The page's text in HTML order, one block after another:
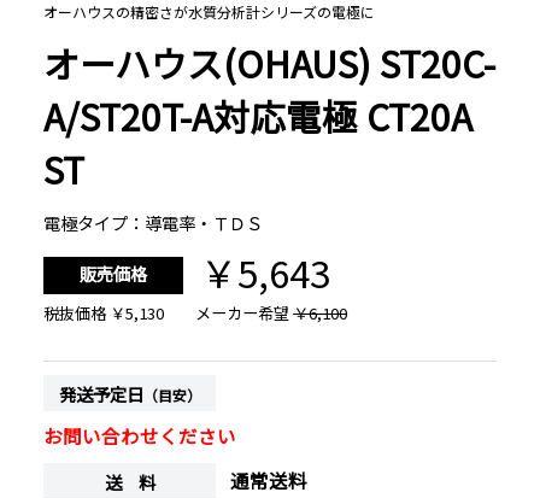
オーハウスの精密さが水質分析計シリーズの電極に
オーハウス(OHAUS) ST20C-
A/ST20T-A対応電極 CT20A
ST
電極タイプ：導電率・ＴＤＳ
販売価格 ￥5,643
税抜価格 ￥5,130 メーカー希望￥6,100
発送予定日 （目安）
お問い合わせください
送 料 通常送料